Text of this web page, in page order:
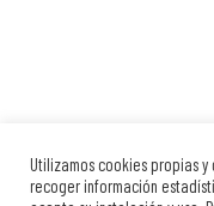
Contacto Aviso Legal
Utilizamos cookies propias
recoger información